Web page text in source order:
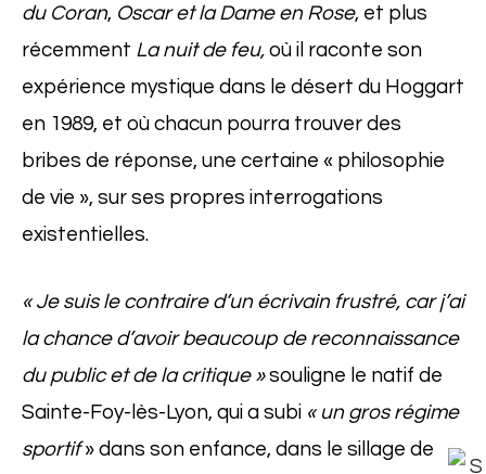
du Coran, Oscar et la Dame en Rose, et plus
récemment La nuit de feu, où il raconte son
expérience mystique dans le désert du Hoggart
en 1989, et où chacun pourra trouver des
bribes de réponse, une certaine « philosophie
de vie », sur ses propres interrogations
existentielles.
« Je suis le contraire d’un écrivain frustré, car j’ai
la chance d’avoir beaucoup de reconnaissance
du public et de la critique »souligne le natif de
Sainte-Foy-lès-Lyon, qui a subi « un gros régime
sportif» dans son enfance, dans le sillage de